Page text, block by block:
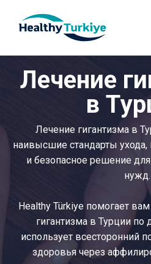
p
t
Лечение
в
Лечение гигантизма в
наивысшие стандарты
и безопасное решение
нужд.
Healthy Türkiye помогает
гигантизма в Турции
использует всесторонний
здоровья через